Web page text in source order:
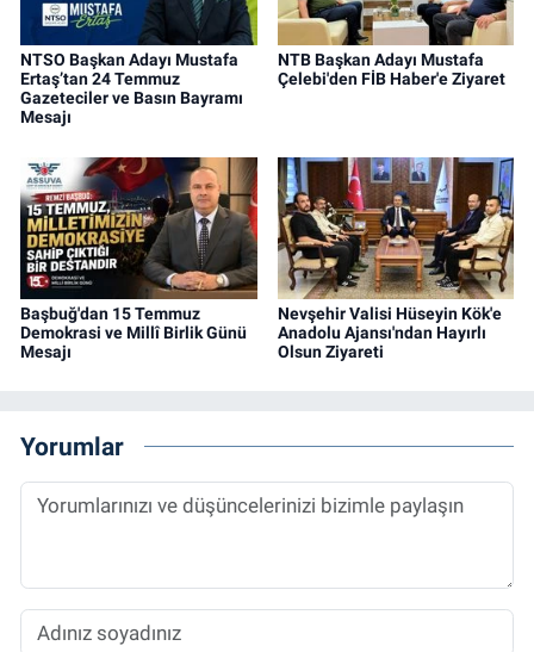
NTSO Başkan Adayı Mustafa
Ertaş’tan 24 Temmuz
Gazeteciler ve Basın Bayramı
Mesajı
NTB Başkan Adayı Mustafa
Çelebi'den FİB Haber'e Ziyaret
Başbuğ'dan 15 Temmuz
Demokrasi ve Millî Birlik Günü
Mesajı
Nevşehir Valisi Hüseyin Kök'e
Anadolu Ajansı'ndan Hayırlı
Olsun Ziyareti
Yorumlar